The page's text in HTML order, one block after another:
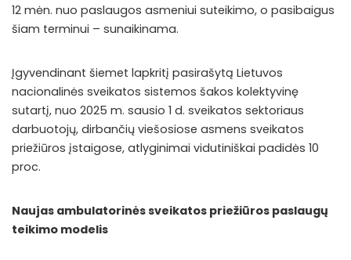
12 mėn. nuo paslaugos asmeniui suteikimo, o pasibaigus
šiam terminui – sunaikinama.
Įgyvendinant šiemet lapkritį pasirašytą Lietuvos
nacionalinės sveikatos sistemos šakos kolektyvinę
sutartį, nuo 2025 m. sausio 1 d. sveikatos sektoriaus
darbuotojų, dirbančių viešosiose asmens sveikatos
priežiūros įstaigose, atlyginimai vidutiniškai padidės 10
proc.
Naujas ambulatorinės sveikatos priežiūros paslaugų
teikimo modelis